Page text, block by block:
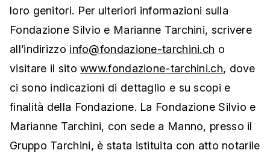
loro genitori. Per ulteriori informazioni sulla
Fondazione Silvio e Marianne Tarchini, scrivere
all’indirizzo info@fondazione-tarchini.ch o
visitare il sitowww.fondazione-tarchini.ch, dove
ci sono indicazioni di dettaglio e su scopi e
finalità della Fondazione. La Fondazione Silvio e
Marianne Tarchini, con sede a Manno, presso il
Gruppo Tarchini, è stata istituita con atto notarile